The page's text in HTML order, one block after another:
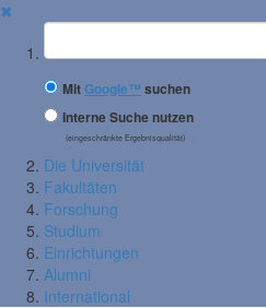
✖
Suchbegriff
MitGoogle™ suchen
Interne Suche nutzen
(eingeschränkte Ergebnisqualität)
Die Universität
Fakultäten
Forschung
Studium
Einrichtungen
Alumni
International